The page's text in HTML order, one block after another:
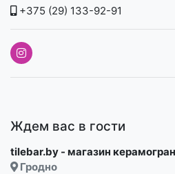
+375 (29) 133-92-91
Ждем вас в гости
tilebar.by - магазин
Гродно